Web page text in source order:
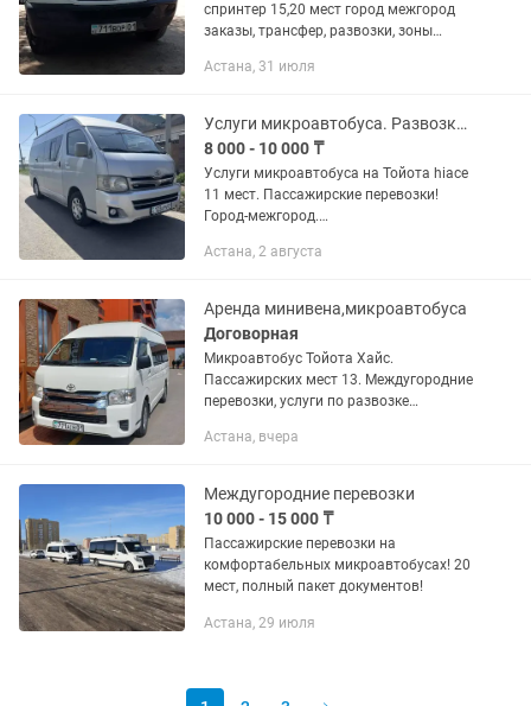
спринтер 15,20 мест город межгород
заказы, трансфер, развозки, зоны
Астана, 31 июля
Услуги микроавтобуса. Развозка. Трансфер. Перевозка пассажиров
8 000 - 10 000 ₸
Услуги микроавтобуса на Тойота hiace
11 мест. Пассажирские перевозки!
Город-межгород.
далық. Корпоративные поездки на
Боровое,Баянауыл,Балкарагай и...
Астана, 2 августа
Аренда минивена,микроавтобуса
Договорная
Микроавтобус Тойота Хайс.
Пассажирских мест 13. Междугородние
перевозки, услуги по развозке
городу и т.д. и т.п.
Астана, вчера
Междугородние перевозки
10 000 - 15 000 ₸
Пассажирские перевозки на
комфортабельных микроавтобусах! 20
мест, полный пакет документов!
Астана, 29 июля